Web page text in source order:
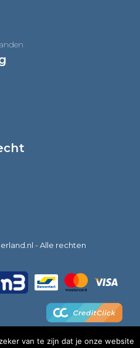
- Alle rechten
van te zijn dat je onze website